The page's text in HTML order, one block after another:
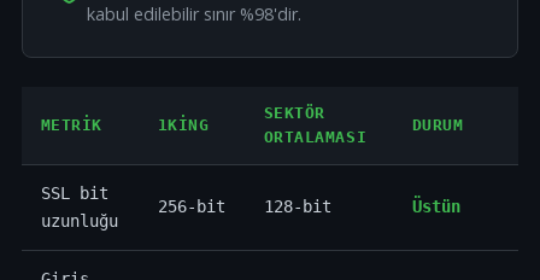
kabul edilebilir sınır %98'dir.
METRIK 1KING
SEKTÖR
ORTALAMASI
DURUM
SSL bit
uzunluğu
256-bit 128-bit Üstün